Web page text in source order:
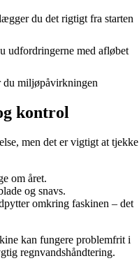
du det rigtigt fra starten
udfordringerne med afløbet
du miljøpåvirkningen
kontrol
men det er vigtigt at tjekke
om året.
og snavs.
omkring faskinen – det
kan fungere problemfrit i
regnvandshåndtering.